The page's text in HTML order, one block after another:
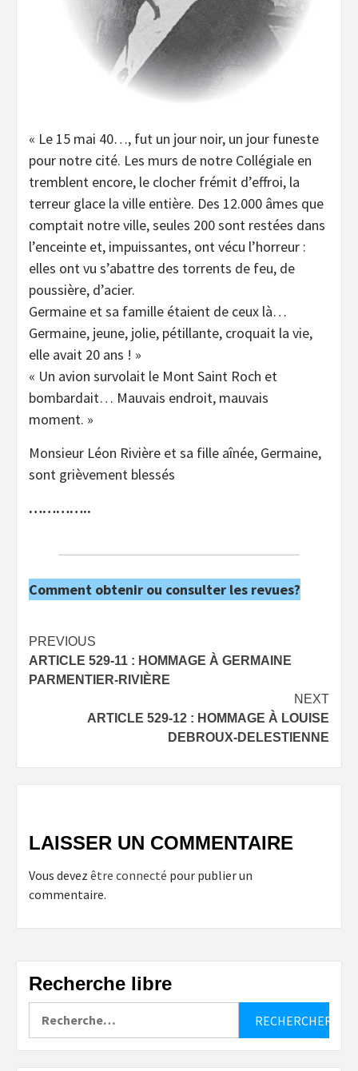
« Le 15 mai 40…, fut un jour noir, un jour funeste
pour notre cité. Les murs de notre Collégiale en
tremblent encore, le clocher frémit d’effroi, la
terreur glace la ville entière. Des 12.000 âmes que
comptait notre ville, seules 200 sont restées dans
l’enceinte et, impuissantes, ont vécu l’horreur :
elles ont vu s’abattre des torrents de feu, de
poussière, d’acier.
Germaine et sa famille étaient de ceux là…
Germaine, jeune, jolie, pétillante, croquait la vie,
elle avait 20 ans ! »
« Un avion survolait le Mont Saint Roch et
bombardait… Mauvais endroit, mauvais
moment. »
Monsieur Léon Rivière et sa fille aînée, Germaine,
sont grièvement blessés
…………..
Comment obtenir ou consulter les revues?
Post
navigation
PREVIOUS
ARTICLE 529-11 : HOMMAGE À GERMAINE
PARMENTIER-RIVIÈRE
NEXT
ARTICLE 529-12 : HOMMAGE À LOUISE
DEBROUX-DELESTIENNE
LAISSER UN COMMENTAIRE
Vous devez être connecté pour publier un
commentaire.
Recherche libre